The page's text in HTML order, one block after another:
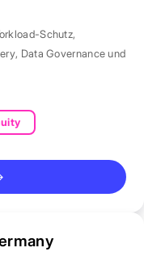
Schutz,
, Data Governance und